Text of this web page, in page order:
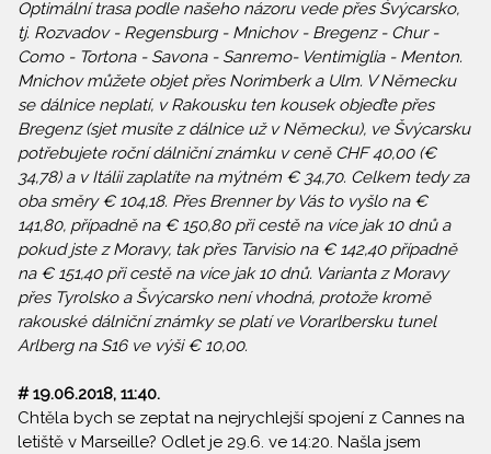
Optimální trasa podle našeho názoru vede přes Švýcarsko,
tj. Rozvadov - Regensburg - Mnichov - Bregenz - Chur -
Como - Tortona - Savona - Sanremo- Ventimiglia - Menton.
Mnichov můžete objet přes Norimberk a Ulm. V Německu
se dálnice neplatí, v Rakousku ten kousek objeďte přes
Bregenz (sjet musíte z dálnice už v Německu), ve Švýcarsku
potřebujete roční dálniční známku v ceně CHF 40,00 (€
34,78) a v Itálii zaplatíte na mýtném € 34,70. Celkem tedy za
oba směry € 104,18. Přes Brenner by Vás to vyšlo na €
141,80, případně na € 150,80 při cestě na více jak 10 dnů a
pokud jste z Moravy, tak přes Tarvisio na € 142,40 případně
na € 151,40 při cestě na více jak 10 dnů. Varianta z Moravy
přes Tyrolsko a Švýcarsko není vhodná, protože kromě
rakouské dálniční známky se platí ve Vorarlbersku tunel
Arlberg na S16 ve výši € 10,00.
#19.06.2018, 11:40.
Chtěla bych se zeptat na nejrychlejší spojení z Cannes na
letiště v Marseille? Odlet je 29.6. ve 14:20. Našla jsem